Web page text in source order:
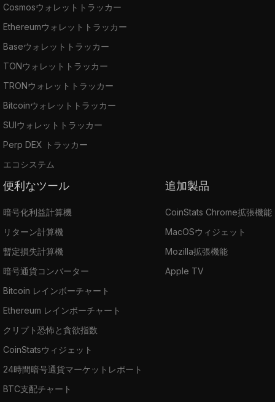
Cosmosウォレットトラッカー
Ethereumウォレットトラッカー
Baseウォレットトラッカー
TONウォレットトラッカー
TRONウォレットトラッカー
Bitcoinウォレットトラッカー
SUIウォレットトラッカー
Perp DEX トラッカー
エコシステム
便利なツール
暗号化利益計算機
リターン計算機
暫定損失計算機
暗号通貨コンバーター
Bitcoin レインボーチャート
Ethereum レインボーチャート
クリプト恐怖と貪欲指数
CoinStatsウィジェット
24時間暗号通貨マーケットレポート
BTC支配チャート
追加製品
CoinStats Chrome拡張機能
MacOSウィジェット
Mozilla拡張機能
Apple TV